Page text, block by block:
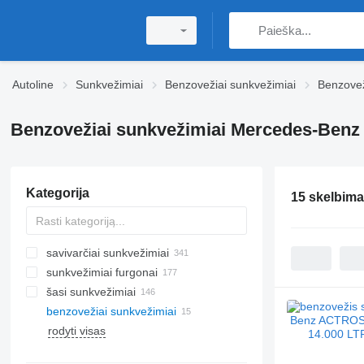
Autoline Sunkvežimiai Benzovežiai sunkvežimiai
Benzovežiai sunkvežimiai Mercedes-
Kategorija
savivarčiai sunkvežimiai
sunkvežimiai furgonai
šasi sunkvežimiai
benzovežiai sunkvežimiai
rodyti visas
15